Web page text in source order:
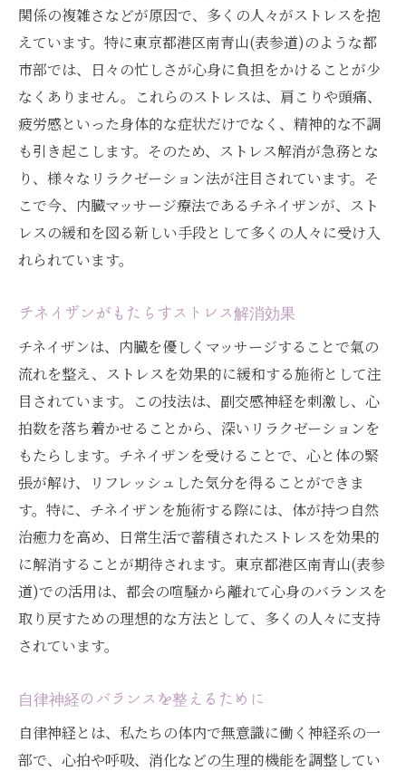
関係の複雑さなどが原因で、多くの人々がストレスを抱
えています。特に東京都港区南青山(表参道)のような都
市部では、日々の忙しさが心身に負担をかけることが少
なくありません。これらのストレスは、肩こりや頭痛、
疲労感といった身体的な症状だけでなく、精神的な不調
も引き起こします。そのため、ストレス解消が急務とな
り、様々なリラクゼーション法が注目されています。そ
こで今、内臓マッサージ療法であるチネイザンが、スト
レスの緩和を図る新しい手段として多くの人々に受け入
れられています。
チネイザンがもたらすストレス解消効果
チネイザンは、内臓を優しくマッサージすることで氣の
流れを整え、ストレスを効果的に緩和する施術として注
目されています。この技法は、副交感神経を刺激し、心
拍数を落ち着かせることから、深いリラクゼーションを
もたらします。チネイザンを受けることで、心と体の緊
張が解け、リフレッシュした気分を得ることができま
す。特に、チネイザンを施術する際には、体が持つ自然
治癒力を高め、日常生活で蓄積されたストレスを効果的
に解消することが期待されます。東京都港区南青山(表参
道)での活用は、都会の喧騒から離れて心身のバランスを
取り戻すための理想的な方法として、多くの人々に支持
されています。
自律神経のバランスを整えるために
自律神経とは、私たちの体内で無意識に働く神経系の一
部で、心拍や呼吸、消化などの生理的機能を調整してい